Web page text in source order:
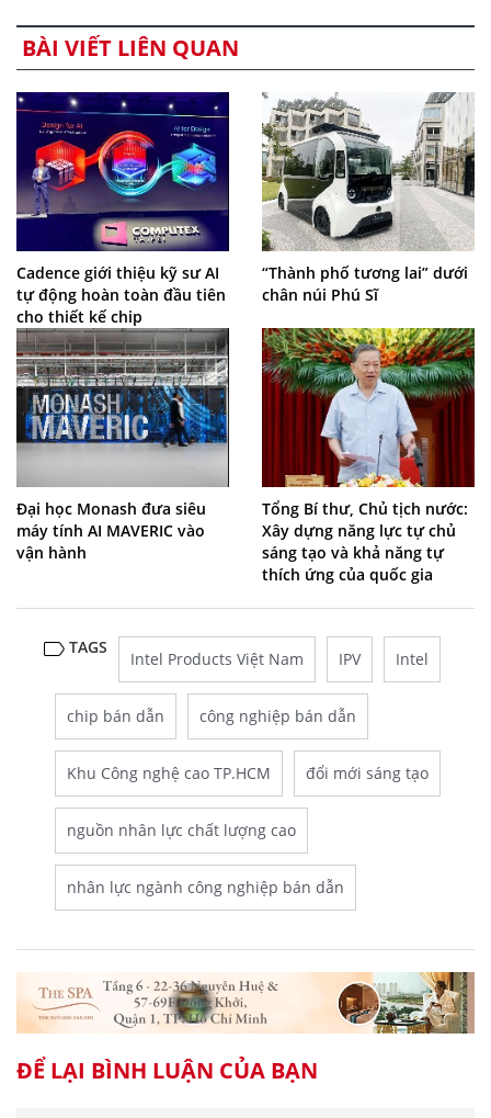
BÀI VIẾT LIÊN QUAN
Cadence giới thiệu kỹ sư AI
tự động hoàn toàn đầu tiên
cho thiết kế chip
“Thành phố tương lai” dưới
chân núi Phú Sĩ
Đại học Monash đưa siêu
máy tính AI MAVERIC vào
vận hành
Tổng Bí thư, Chủ tịch nước:
Xây dựng năng lực tự chủ
sáng tạo và khả năng tự
thích ứng của quốc gia
TAGS
Intel Products Việt Nam IPV Intel
chip bán dẫn công nghiệp bán dẫn
Khu Công nghệ cao TP.HCM đổi mới sáng tạo
nguồn nhân lực chất lượng cao
nhân lực ngành công nghiệp bán dẫn
ĐỂ LẠI BÌNH LUẬN CỦA BẠN